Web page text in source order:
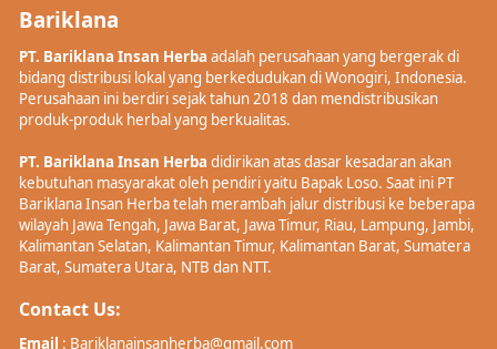
Bariklana
PT. Bariklana Insan Herba adalah perusahaan yang bergerak di
bidang distribusi lokal yang berkedudukan di Wonogiri, Indonesia.
Perusahaan ini berdiri sejak tahun 2018 dan mendistribusikan
produk-produk herbal yang berkualitas.
PT. Bariklana Insan Herba didirikan atas dasar kesadaran akan
kebutuhan masyarakat oleh pendiri yaitu Bapak Loso. Saat ini PT
Bariklana Insan Herba telah merambah jalur distribusi ke beberapa
wilayah Jawa Tengah, Jawa Barat, Jawa Timur, Riau, Lampung, Jambi,
Kalimantan Selatan, Kalimantan Timur, Kalimantan Barat, Sumatera
Barat, Sumatera Utara, NTB dan NTT.
Contact Us:
Email : Bariklanainsanherba@gmail.com